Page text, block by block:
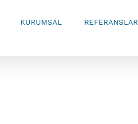
KURUMSAL REFERANSLAR